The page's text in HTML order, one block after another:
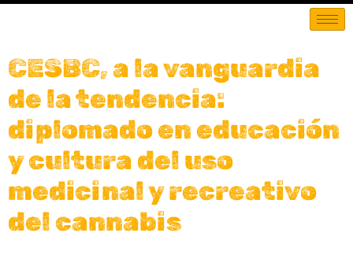
CESBC, a la vanguardia
de la tendencia:
diplomado en educación
y cultura del uso
medicinal y recreativo
del cannabis